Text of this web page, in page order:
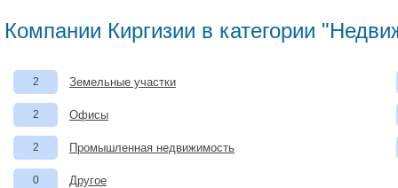
Компании Киргизии в категории
2 Земельные участки
2 Офисы
2 Промышленная недвижимость
0 Другое